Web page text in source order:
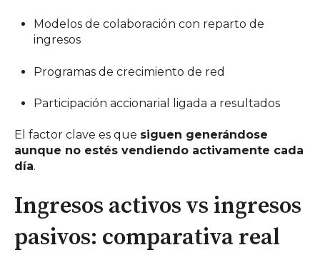
Modelos de colaboración con reparto de
ingresos
Programas de crecimiento de red
Participación accionarial ligada a resultados
El factor clave es que siguen generándose
aunque no estés vendiendo activamente cada
día.
Ingresos activos vs ingresos
pasivos: comparativa real